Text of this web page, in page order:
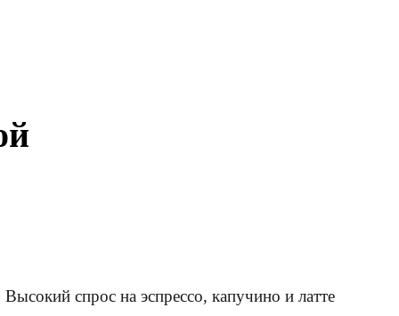
спрос на эспрессо, капучино и латте